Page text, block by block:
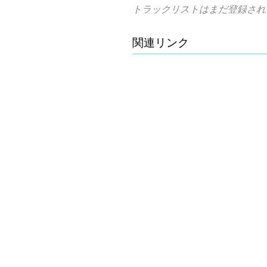
トラックリストはまだ登録され
関連リンク